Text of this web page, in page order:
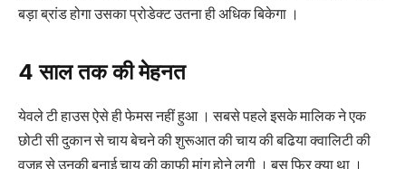
बड़ा ब्रांड होगा उसका प्रोडेक्ट उतना ही अधिक बिकेगा ।
‌‌‌4 साल तक की मेहनत
येवले टी हाउस ऐसे ही फेमस नहीं हुआ । सबसे पहले इसके मालिक ने एक
छोटी सी दुकान से चाय बेचने की शुरूआत की चाय की बढिया क्वालिटी की
वजह से उनकी बनाई चाय की काफी मांग होने लगी । बस फिर क्या था ।